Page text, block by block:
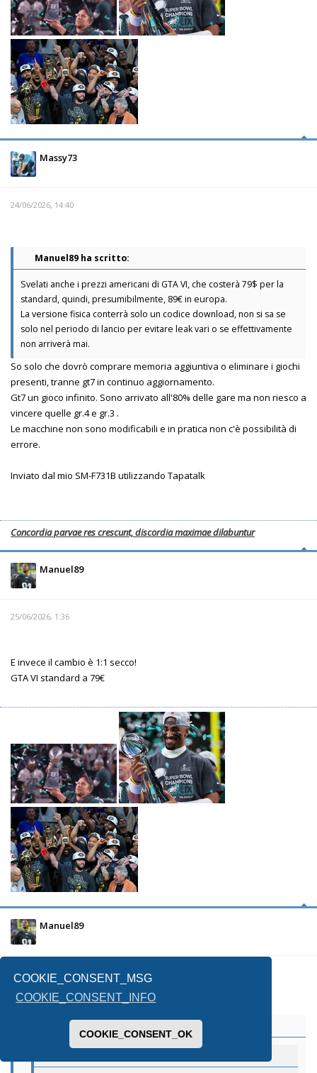
COOKIE_CONSENT_MSG
COOKIE_CONSENT_INFO
COOKIE_CONSENT_OK
Massy73
24/06/2026, 14:40
Manuel89 ha scritto:
Svelati anche i prezzi americani di GTA VI, che costerà 79$ per la
standard, quindi, presumibilmente, 89€ in europa.
La versione fisica conterrà solo un codice download, non si sa se
solo nel periodo di lancio per evitare leak vari o se effettivamente
non arriverà mai.
So solo che dovrò comprare memoria aggiuntiva o eliminare i giochi
presenti, tranne gt7 in continuo aggiornamento.
Gt7 un gioco infinito. Sono arrivato all'80% delle gare ma non riesco a
vincere quelle gr.4 e gr.3 .
Le macchine non sono modificabili e in pratica non c'è possibilità di
errore.
Inviato dal mio SM-F731B utilizzando Tapatalk
Concordia parvae res crescunt, discordia maximae dilabuntur
Manuel89
25/06/2026, 1:36
E invece il cambio è 1:1 secco!
GTA VI standard a 79€
Manuel89
25/06/2026, 1:37
Massy73